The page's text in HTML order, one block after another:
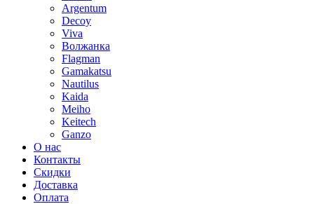
Argentum
Decoy
Viva
Волжанка
Flagman
Gamakatsu
Nautilus
Kaida
Meiho
Keitech
Ganzo
О нас
Контакты
Скидки
Доставка
Оплата